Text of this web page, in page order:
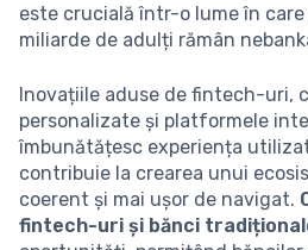
este crucială într-o lume în care
miliarde de adulți rămân
Inovațiile aduse de fintech-uri,
personalizate și platformele
îmbunătățesc experiența
contribuie la crearea unui
coerent și mai ușor de navigat.
fintech-uri și bănci